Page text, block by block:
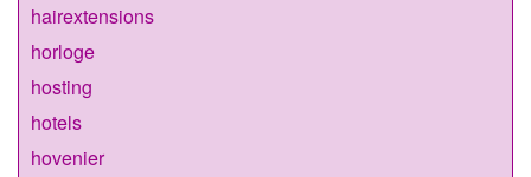
hairextensions
horloge
hosting
hotels
hovenier